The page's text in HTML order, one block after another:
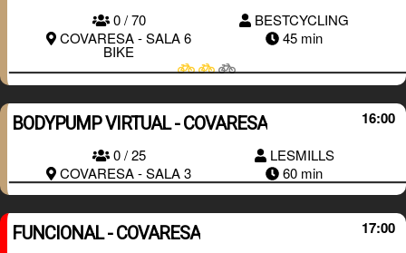
0 / 70
BESTCYCLING
COVARESA - SALA 6
BIKE
45 min
RESERVAR
16:00
BODYPUMP VIRTUAL - COVARESA
0 / 25
LESMILLS
COVARESA - SALA 3
60 min
17:00
FUNCIONAL - COVARESA